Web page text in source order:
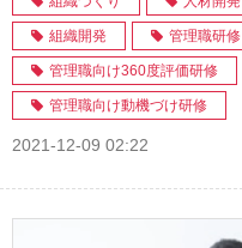
組織開発 管理職研修
管理職向け360度評価研修
管理職向け動機づけ研修
2021-12-09 02:22